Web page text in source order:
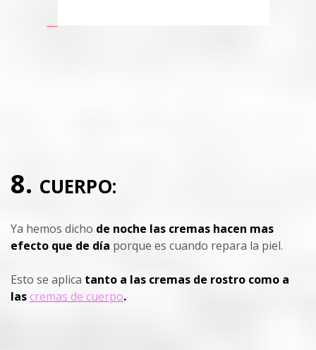
8. CUERPO:
Ya hemos dicho de noche las cremas hacen mas
efecto que de día porque es cuando repara la piel.
Esto se aplica tanto a las cremas de rostro como a
lascremas de cuerpo.